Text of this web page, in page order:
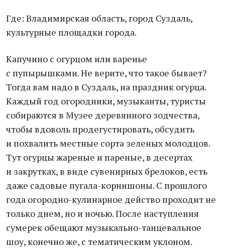
Где: Владимирская область, город Суздаль,
культурные площадки города.
Капучино с огурцом или варенье
с пупырышками. Не верите, что такое бывает?
Тогда вам надо в Суздаль, на праздник огурца.
Каждый год огородники, музыканты, туристы
собираются в Музее деревянного зодчества,
чтобы вдоволь продегустировать, обсудить
и похвалить местные сорта зеленых молодцов.
Тут огурцы жареные и пареные, в десертах
и закрутках, в виде сувенирных брелоков, есть
даже садовые пугала-корнишоны. С прошлого
года огородно-кулинарное действо проходит не
только днем, но и ночью. После наступления
сумерек обещают музыкально-танцевальное
шоу, конечно же, с тематическим уклоном.